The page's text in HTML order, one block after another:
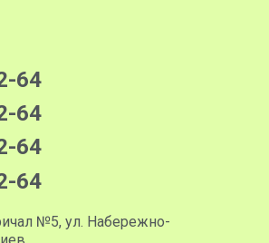
64
64
64
64
№5, ул. Набережно-